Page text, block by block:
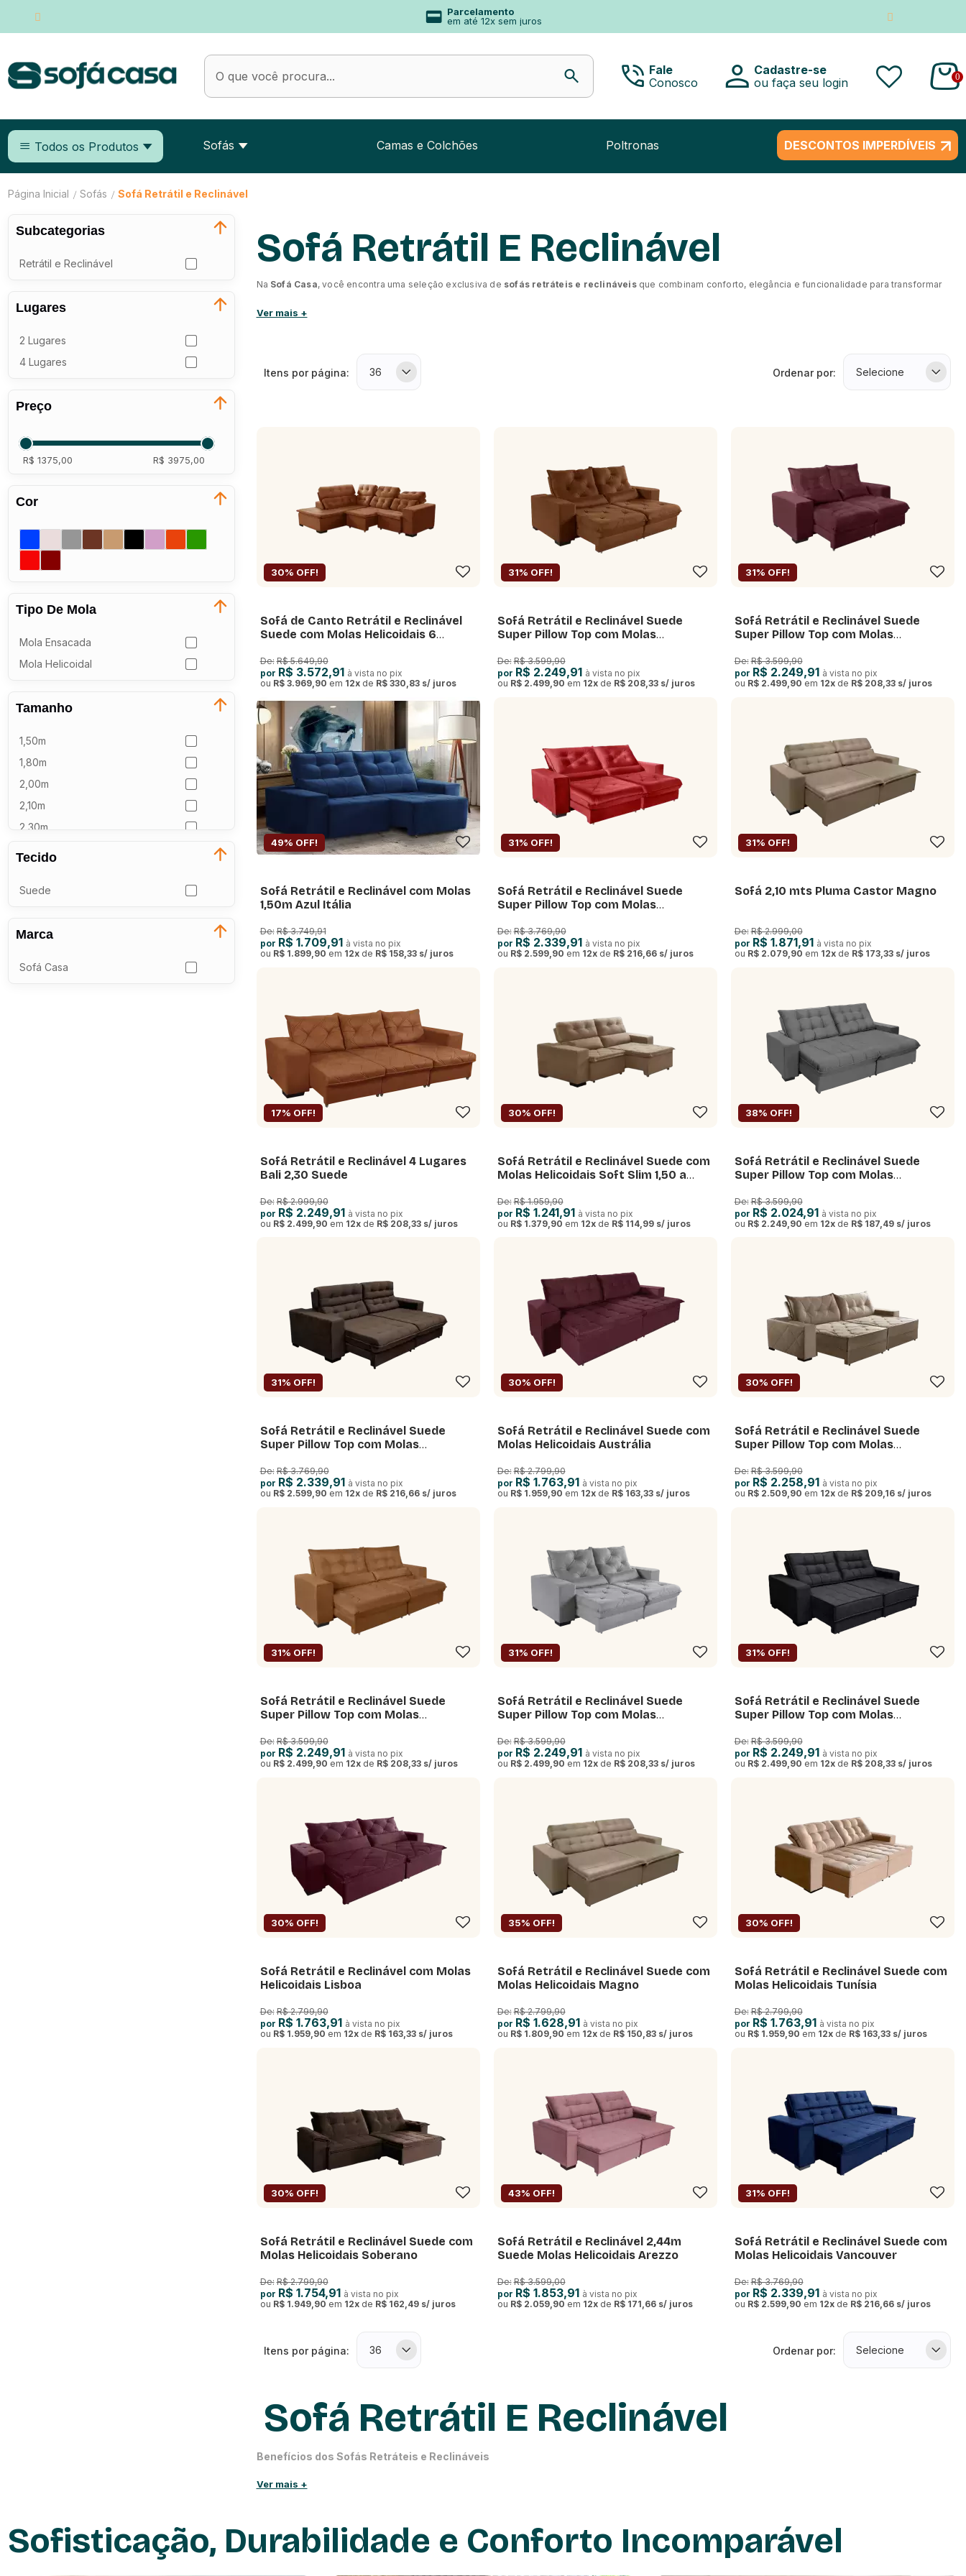
Parcelamento
em até 12x sem juros
Fale
Conosco
Cadastre-se
ou faça seu login
0
Todos os Produtos Sofás Camas e Colchões Poltronas DESCONTOS IMPERDÍVEIS
Página Inicial / Sofás / Sofá Retrátil e Reclinável
Subcategorias
Retrátil e Reclinável
Lugares
2 Lugares
4 Lugares
Preço
R$ 1375,00 R$ 3975,00
Cor
Tipo De Mola
Mola Ensacada
Mola Helicoidal
Tamanho
1,50m
1,80m
2,00m
2,10m
2,30m
2,70m
3,10m
Tecido
Suede
Marca
Sofá Casa
Sofá Retrátil E Reclinável
Na Sofá Casa, você encontra uma seleção exclusiva de sofás retráteis e reclináveisque combinam conforto, elegância e funcionalidade para transformar
Ver mais +
Itens por página: Ordenar por:
30% OFF!
Sofá de Canto Retrátil e Reclinável
Suede com Molas Helicoidais 6
De: R$ 5.649,90
ou R$ 3.969,90 em 12xde R$ 330,83 s/ juros
por R$ 3.572,91 à vista no pix
31% OFF!
Sofá Retrátil e Reclinável Suede
Super Pillow Top com Molas
De: R$ 3.599,90
ou R$ 2.499,90 em 12xde R$ 208,33 s/ juros
por R$ 2.249,91 à vista no pix
31% OFF!
Sofá Retrátil e Reclinável Suede
Super Pillow Top com Molas
De: R$ 3.599,90
ou R$ 2.499,90 em 12xde R$ 208,33 s/ juros
por R$ 2.249,91 à vista no pix
49% OFF!
Sofá Retrátil e Reclinável com Molas
1,50m Azul Itália
De: R$ 3.749,91
ou R$ 1.899,90 em 12xde R$ 158,33 s/ juros
por R$ 1.709,91 à vista no pix
31% OFF!
Sofá Retrátil e Reclinável Suede
Super Pillow Top com Molas
De: R$ 3.769,90
ou R$ 2.599,90 em 12xde R$ 216,66 s/ juros
por R$ 2.339,91 à vista no pix
31% OFF!
Sofá 2,10 mts Pluma Castor Magno
De: R$ 2.999,00
ou R$ 2.079,90 em 12xde R$ 173,33 s/ juros
por R$ 1.871,91 à vista no pix
17% OFF!
Sofá Retrátil e Reclinável 4 Lugares
Bali 2,30 Suede
De: R$ 2.999,90
ou R$ 2.499,90 em 12xde R$ 208,33 s/ juros
por R$ 2.249,91 à vista no pix
30% OFF!
Sofá Retrátil e Reclinável Suede com
Molas Helicoidais Soft Slim 1,50 a
De: R$ 1.959,90
ou R$ 1.379,90 em 12xde R$ 114,99 s/ juros
por R$ 1.241,91 à vista no pix
38% OFF!
Sofá Retrátil e Reclinável Suede
Super Pillow Top com Molas
De: R$ 3.599,90
ou R$ 2.249,90 em 12xde R$ 187,49 s/ juros
por R$ 2.024,91 à vista no pix
31% OFF!
Sofá Retrátil e Reclinável Suede
Super Pillow Top com Molas
De: R$ 3.769,90
ou R$ 2.599,90 em 12xde R$ 216,66 s/ juros
por R$ 2.339,91 à vista no pix
30% OFF!
Sofá Retrátil e Reclinável Suede com
Molas Helicoidais Austrália
De: R$ 2.799,90
ou R$ 1.959,90 em 12xde R$ 163,33 s/ juros
por R$ 1.763,91 à vista no pix
30% OFF!
Sofá Retrátil e Reclinável Suede
Super Pillow Top com Molas
De: R$ 3.599,90
ou R$ 2.509,90 em 12xde R$ 209,16 s/ juros
por R$ 2.258,91 à vista no pix
31% OFF!
Sofá Retrátil e Reclinável Suede
Super Pillow Top com Molas
De: R$ 3.599,90
ou R$ 2.499,90 em 12xde R$ 208,33 s/ juros
por R$ 2.249,91 à vista no pix
31% OFF!
Sofá Retrátil e Reclinável Suede
Super Pillow Top com Molas
De: R$ 3.599,90
ou R$ 2.499,90 em 12xde R$ 208,33 s/ juros
por R$ 2.249,91 à vista no pix
31% OFF!
Sofá Retrátil e Reclinável Suede
Super Pillow Top com Molas
De: R$ 3.599,90
ou R$ 2.499,90 em 12xde R$ 208,33 s/ juros
por R$ 2.249,91 à vista no pix
30% OFF!
Sofá Retrátil e Reclinável com Molas
Helicoidais Lisboa
De: R$ 2.799,90
ou R$ 1.959,90 em 12xde R$ 163,33 s/ juros
por R$ 1.763,91 à vista no pix
35% OFF!
Sofá Retrátil e Reclinável Suede com
Molas Helicoidais Magno
De: R$ 2.799,90
ou R$ 1.809,90 em 12xde R$ 150,83 s/ juros
por R$ 1.628,91 à vista no pix
30% OFF!
Sofá Retrátil e Reclinável Suede com
Molas Helicoidais Tunísia
De: R$ 2.799,90
ou R$ 1.959,90 em 12xde R$ 163,33 s/ juros
por R$ 1.763,91 à vista no pix
30% OFF!
Sofá Retrátil e Reclinável Suede com
Molas Helicoidais Soberano
De: R$ 2.799,90
ou R$ 1.949,90 em 12xde R$ 162,49 s/ juros
por R$ 1.754,91 à vista no pix
43% OFF!
Sofá Retrátil e Reclinável 2,44m
Suede Molas Helicoidais Arezzo
De: R$ 3.599,00
ou R$ 2.059,90 em 12xde R$ 171,66 s/ juros
por R$ 1.853,91 à vista no pix
31% OFF!
Sofá Retrátil e Reclinável Suede com
Molas Helicoidais Vancouver
De: R$ 3.769,90
ou R$ 2.599,90 em 12xde R$ 216,66 s/ juros
por R$ 2.339,91 à vista no pix
Itens por página: Ordenar por:
Sofá Retrátil E Reclinável
Benefícios dos Sofás Retráteis e Reclináveis
Ossofás retráteis e reclináveis
Conforto Personalizado:A capacidade de reclinar e ajustar o sofá permite que você encontre a posição perfeita para seu conforto.
Versatilidade:Ideal para salas de diferentes tamanhos, os sofás retráteis e reclináveissão práticos e multifuncionais.
Estilo e Elegância: Disponíveis em diversas cores e designs, esses sofás complementam qualquer decoração.
Ver mais +
Sofisticação, Durabilidade e Conforto Incomparável